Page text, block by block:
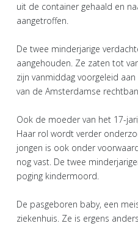
uit de container gehaald en
aangetroffen.
De twee minderjarige
aangehouden. Ze zaten tot
zijn vanmiddag voorgeleid
van de Amsterdamse
Ook de moeder van het 17-
Haar rol wordt verder
jongen is ook onder
nog vast. De twee
poging kindermoord.
De pasgeboren baby, een
ziekenhuis. Ze is ergens